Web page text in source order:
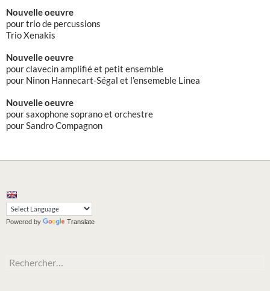
Nouvelle oeuvre
pour trio de percussions
Trio Xenakis
Nouvelle oeuvre
pour clavecin amplifié et petit ensemble
pour Ninon Hannecart-Ségal et l’ensemeble Linea
Nouvelle oeuvre
pour saxophone soprano et orchestre
pour Sandro Compagnon
Powered by Translate
Rechercher :